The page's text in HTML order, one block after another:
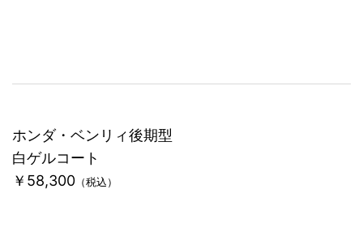
ホンダ・ベンリィ後期型
白ゲルコート
￥58,300 （税込）